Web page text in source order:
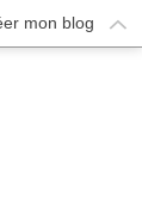
mon blog